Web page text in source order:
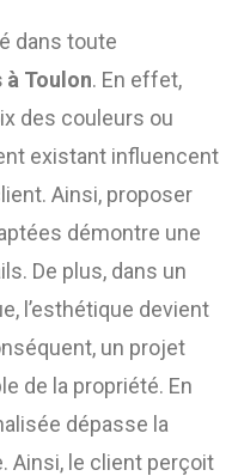
dans toute
Toulon. En effet,
des couleurs ou
existant influencent
Ainsi, proposer
démontre une
De plus, dans un
l’esthétique devient
un projet
de la propriété. En
dépasse la
Ainsi, le client perçoit